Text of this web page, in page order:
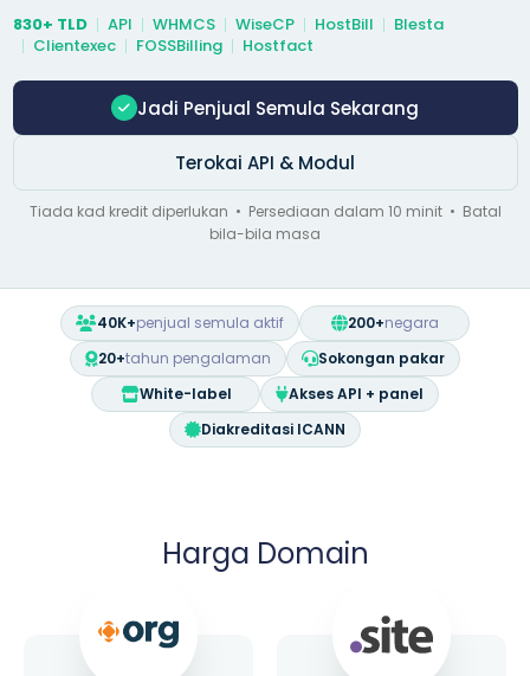
830+ TLD
API WHMCS WiseCP HostBill
Blesta
Clientexec
FOSSBilling Hostfact
Jadi Penjual Semula Sekarang
Terokai API & Modul
Tiada kad kredit diperlukan • Persediaan dalam 10 minit • Batal
bila-bila masa
40K+penjual semula aktif 200+negara
20+tahun pengalaman
Sokongan pakar
White-label
Akses API + panel
Diakreditasi ICANN
Harga Domain